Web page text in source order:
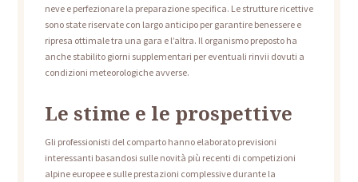
neve e perfezionare la preparazione specifica. Le strutture ricettive
sono state riservate con largo anticipo per garantire benessere e
ripresa ottimale tra una gara e l’altra. Il organismo preposto ha
anche stabilito giorni supplementari per eventuali rinvii dovuti a
condizioni meteorologiche avverse.
Le stime e le prospettive
Gli professionisti del comparto hanno elaborato previsioni
interessanti basandosi sulle novità più recenti di competizioni
alpine europee e sulle prestazioni complessive durante la